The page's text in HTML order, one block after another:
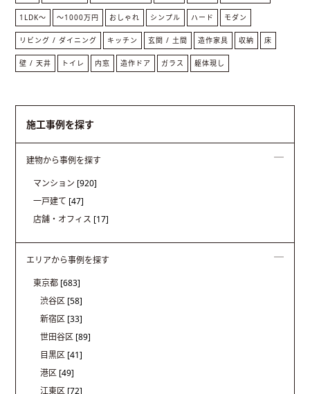
1LDK〜 〜1000万円 おしゃれ シンプル ハード モダン
リビング / ダイニング キッチン 玄関 / 土間 造作家具 収納 床
壁 / 天井 トイレ 内窓 造作ドア ガラス 躯体現し
施工事例を探す
建物から事例を探す
マンション [920]
一戸建て [47]
店舗・オフィス [17]
エリアから事例を探す
東京都 [683]
渋谷区 [58]
新宿区 [33]
世田谷区 [89]
目黒区 [41]
港区 [49]
江東区 [72]